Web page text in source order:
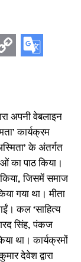
अपनी वेबलाइन
कार्यक्रम
के अंतर्गत
का पाठ किया।
किया, जिसमें समाज
गया था। मीता
कल ‘साहित्य
सिंह, पंकज
था। कार्यक्रमों
देवेश द्वारा